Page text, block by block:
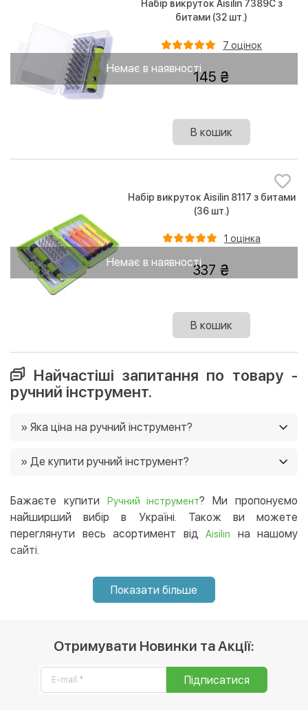
Немає в наявності
Набір викруток Aisilin 7389C з
битами (32 шт.)
7 оцінок
145
В кошик
Немає в наявності
Набір викруток Aisilin 8117 з битами
(36 шт.)
1 оцінка
337
В кошик
Найчастіші запитання по товару -
ручний інструмент.
» Яка ціна на ручний інструмент?
Ще у нас постійно діють акції, і часто є можливість
» Де купити ручний інструмент?
інтернет-магазині, і ми доставимо його в будь-який
регіон України. 😉
Бажаєте купити Ручний інструмент? Ми пропонуємо
найширший вибір в Україні. Також ви можете
переглянути весь асортимент від Aisilin
на нашому
сайті.
Показати більше
Отримувати Новинки та Акції:
Підписатися